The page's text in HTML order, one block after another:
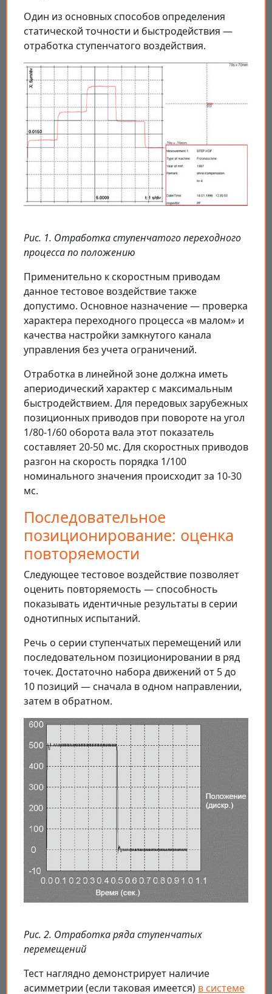
Один из основных способов определения
статической точности и быстродействия —
отработка ступенчатого воздействия.
Рис. 1. Отработка ступенчатого переходного
процесса по положению
Применительно к скоростным приводам
данное тестовое воздействие также
допустимо. Основное назначение — проверка
характера переходного процесса «в малом» и
качества настройки замкнутого канала
управления без учета ограничений.
Отработка в линейной зоне должна иметь
апериодический характер с максимальным
быстродействием. Для передовых зарубежных
позиционных приводов при повороте на угол
1/80-1/60 оборота вала этот показатель
составляет 20-50 мс. Для скоростных приводов
разгон на скорость порядка 1/100
номинального значения происходит за 10-30
мс.
Последовательное
позиционирование: оценка
повторяемости
Следующее тестовое воздействие позволяет
оценить повторяемость — способность
показывать идентичные результаты в серии
однотипных испытаний.
Речь о серии ступенчатых перемещений или
последовательном позиционировании в ряд
точек. Достаточно набора движений от 5 до
10 позиций — сначала в одном направлении,
затем в обратном.
Рис. 2. Отработка ряда ступенчатых
перемещений
Тест наглядно демонстрирует наличие
асимметрии (если таковая имеется) в системе